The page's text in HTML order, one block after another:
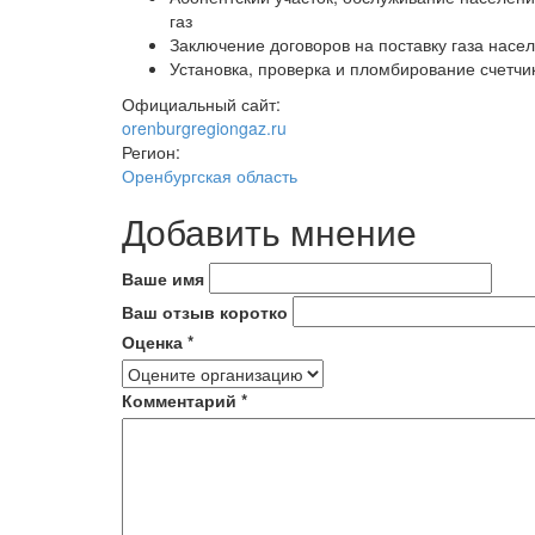
газ
Заключение договоров на поставку газа
Установка, проверка и пломбирование
Официальный сайт:
orenburgregiongaz.ru
Регион:
Оренбургская область
Добавить мнение
Ваше имя
Ваш отзыв коротко
Оценка *
Комментарий *